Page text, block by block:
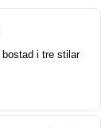
i tre stilar